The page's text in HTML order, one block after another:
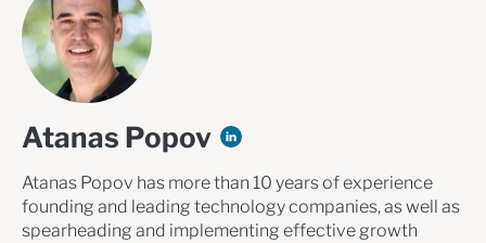
Atanas Popov
Atanas Popov has more than 10 years of experience
founding and leading technology companies, as well as
spearheading and implementing effective growth